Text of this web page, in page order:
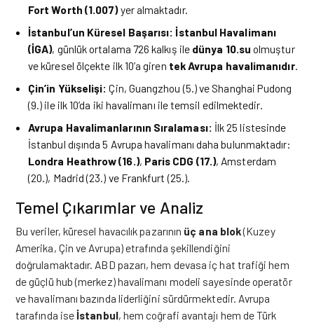
Fort Worth (1.007)yer almaktadır.
İstanbul’un Küresel Başarısı: İstanbul Havalimanı
(İGA), günlük ortalama 726 kalkış ile dünya 10.su olmuştur
ve küresel ölçekte ilk 10’a giren tek Avrupa havalimanıdır.
Çin’in Yükselişi: Çin, Guangzhou (5.) ve Shanghai Pudong
(9.) ile ilk 10’da iki havalimanı ile temsil edilmektedir.
Avrupa Havalimanlarının Sıralaması: İlk 25 listesinde
İstanbul dışında 5 Avrupa havalimanı daha bulunmaktadır:
Londra Heathrow (16.), Paris CDG (17.), Amsterdam
(20.), Madrid (23.) ve Frankfurt (25.).
Temel Çıkarımlar ve Analiz
Bu veriler, küresel havacılık pazarının üç ana blok(Kuzey
Amerika, Çin ve Avrupa) etrafında şekillendiğini
doğrulamaktadır. ABD pazarı, hem devasa iç hat trafiği hem
de güçlü hub (merkez) havalimanı modeli sayesinde operatör
ve havalimanı bazında liderliğini sürdürmektedir. Avrupa
tarafında ise İstanbul, hem coğrafi avantajı hem de Türk